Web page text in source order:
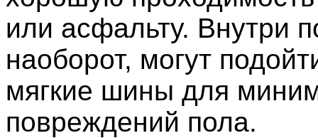
или асфальту. Внутри
наоборот, могут
мягкие шины для
повреждений пола.